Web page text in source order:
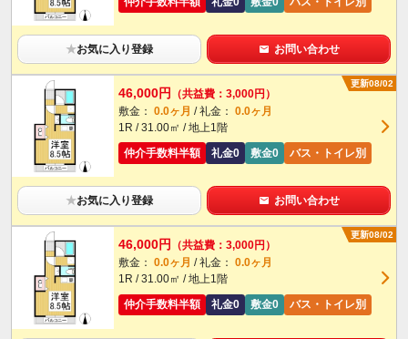
★お気に入り登録 お問い合わせ
更新08/02
46,000円
（共益費：3,000円）
敷金： 0.0ヶ月 / 礼金： 0.0ヶ月
1R / 31.00㎡ / 地上1階
仲介手数料半額
礼金0 敷金0 バス・トイレ別
★お気に入り登録 お問い合わせ
更新08/02
46,000円
（共益費：3,000円）
敷金： 0.0ヶ月 / 礼金： 0.0ヶ月
1R / 31.00㎡ / 地上1階
仲介手数料半額
礼金0 敷金0 バス・トイレ別